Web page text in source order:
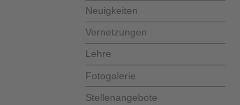
Neuigkeiten
Vernetzungen
Lehre
Fotogalerie
Stellenangebote